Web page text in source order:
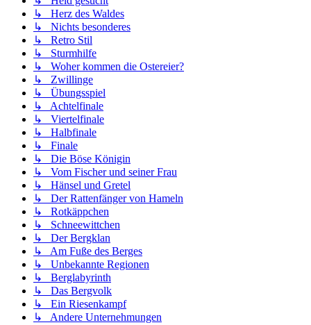
↳ Herz des Waldes
↳ Nichts besonderes
↳ Retro Stil
↳ Sturmhilfe
↳ Woher kommen die Ostereier?
↳ Zwillinge
↳ Übungsspiel
↳ Achtelfinale
↳ Viertelfinale
↳ Halbfinale
↳ Finale
↳ Die Böse Königin
↳ Vom Fischer und seiner Frau
↳ Hänsel und Gretel
↳ Der Rattenfänger von Hameln
↳ Rotkäppchen
↳ Schneewittchen
↳ Der Bergklan
↳ Am Fuße des Berges
↳ Unbekannte Regionen
↳ Berglabyrinth
↳ Das Bergvolk
↳ Ein Riesenkampf
↳ Andere Unternehmungen